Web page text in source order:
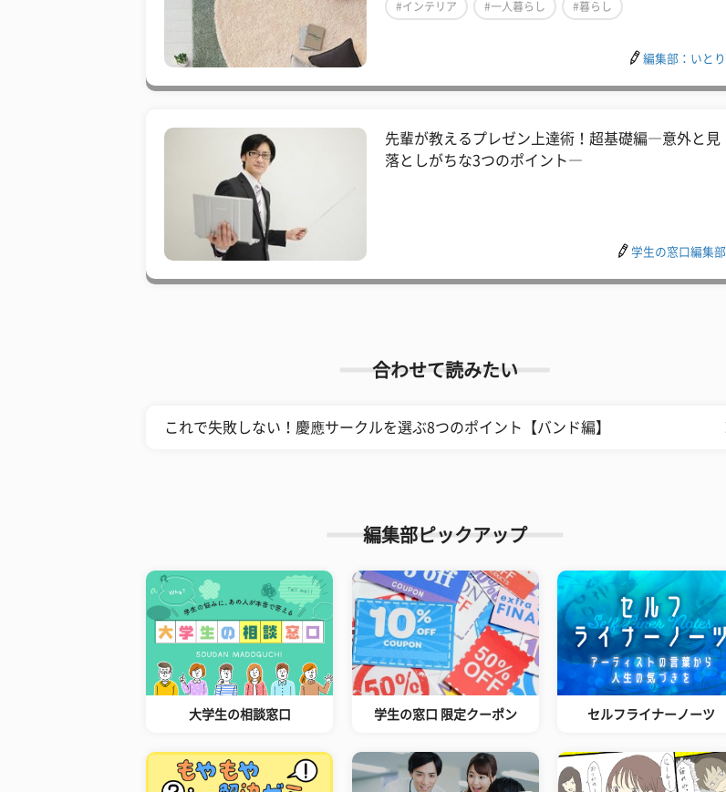
#インテリア #一人暮らし #暮らし
編集部：いとり
先輩が教えるプレゼン上達術！超基礎編―意外と見
落としがちな3つのポイント―
学生の窓口編集部
合わせて読みたい
これで失敗しない！慶應サークルを選ぶ8つのポイント【バンド編】
編集部ピックアップ
大学生の相談窓口 学生の窓口 限定クーポン セルフライナーノーツ